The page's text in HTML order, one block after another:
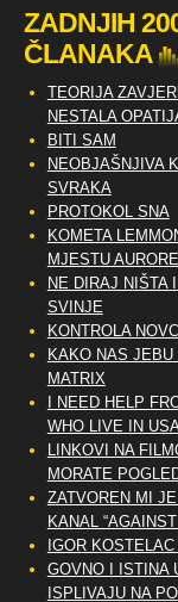
ZADNJIH
ČLANAKA
TEORIJA
NESTALA
BITI SAM
NEOBJAŠNJIVA
SVRAKA
PROTOKOL SNA
KOMETA
MJESTU
NE DIRAJ NIŠTA I
SVINJE
KONTROLA
KAKO NAS
MATRIX
I NEED HELP
WHO LIVE IN
LINKOVI NA
MORATE
ZATVOREN MI
KANAL
IGOR
GOVNO I ISTINA
ISPLIVAJU NA